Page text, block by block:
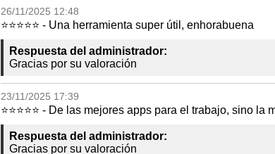
26/11/2025 12:48
⭐⭐⭐⭐⭐ - Una herramienta super útil, enhorabuena
Respuesta del administrador:
Gracias por su valoración
23/11/2025 17:39
⭐⭐⭐⭐⭐ - De las mejores apps para el trabajo, sino la
Respuesta del administrador:
Gracias por su valoración